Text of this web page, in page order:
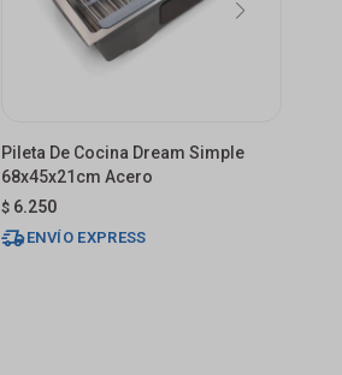
Pileta De Cocina Dream Simple
68x45x21cm Acero
$ 6.250
ENVÍO EXPRESS